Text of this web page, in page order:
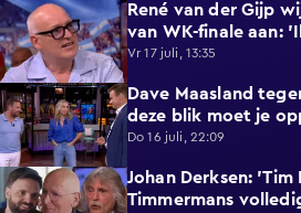
0:55
René van der Gijp
van WK-finale aan:
gaan!'
Vr 17 juli, 13:35
4:20
Dave Maasland
deze blik moet je
Do 16 juli, 22:09
3:21
Johan Derksen:
Timmermans